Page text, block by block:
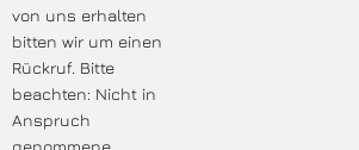
von uns erhalten
bitten wir um einen
Rückruf. Bitte
beachten: Nicht in
Anspruch
genommene